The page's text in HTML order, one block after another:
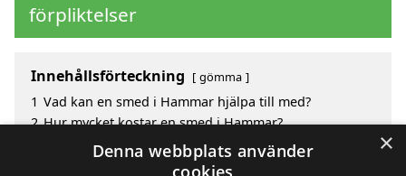
förpliktelser
Innehållsförteckning gömma
1 Vad kan en smed i Hammar hjälpa till med?
2 Hur mycket kostar en smed i Hammar?
Fördelar med att välja smed i Hammar
Sök efter en skicklig smed i de omgivande städerna
×
Denna webbplats använder
cookies